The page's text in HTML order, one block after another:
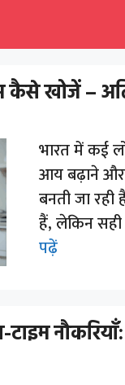
कैसे खोजें –
भारत में कई
आय बढ़ाने
बनती जा
हैं, लेकिन सही
पढ़ें
नौकरियाँ: